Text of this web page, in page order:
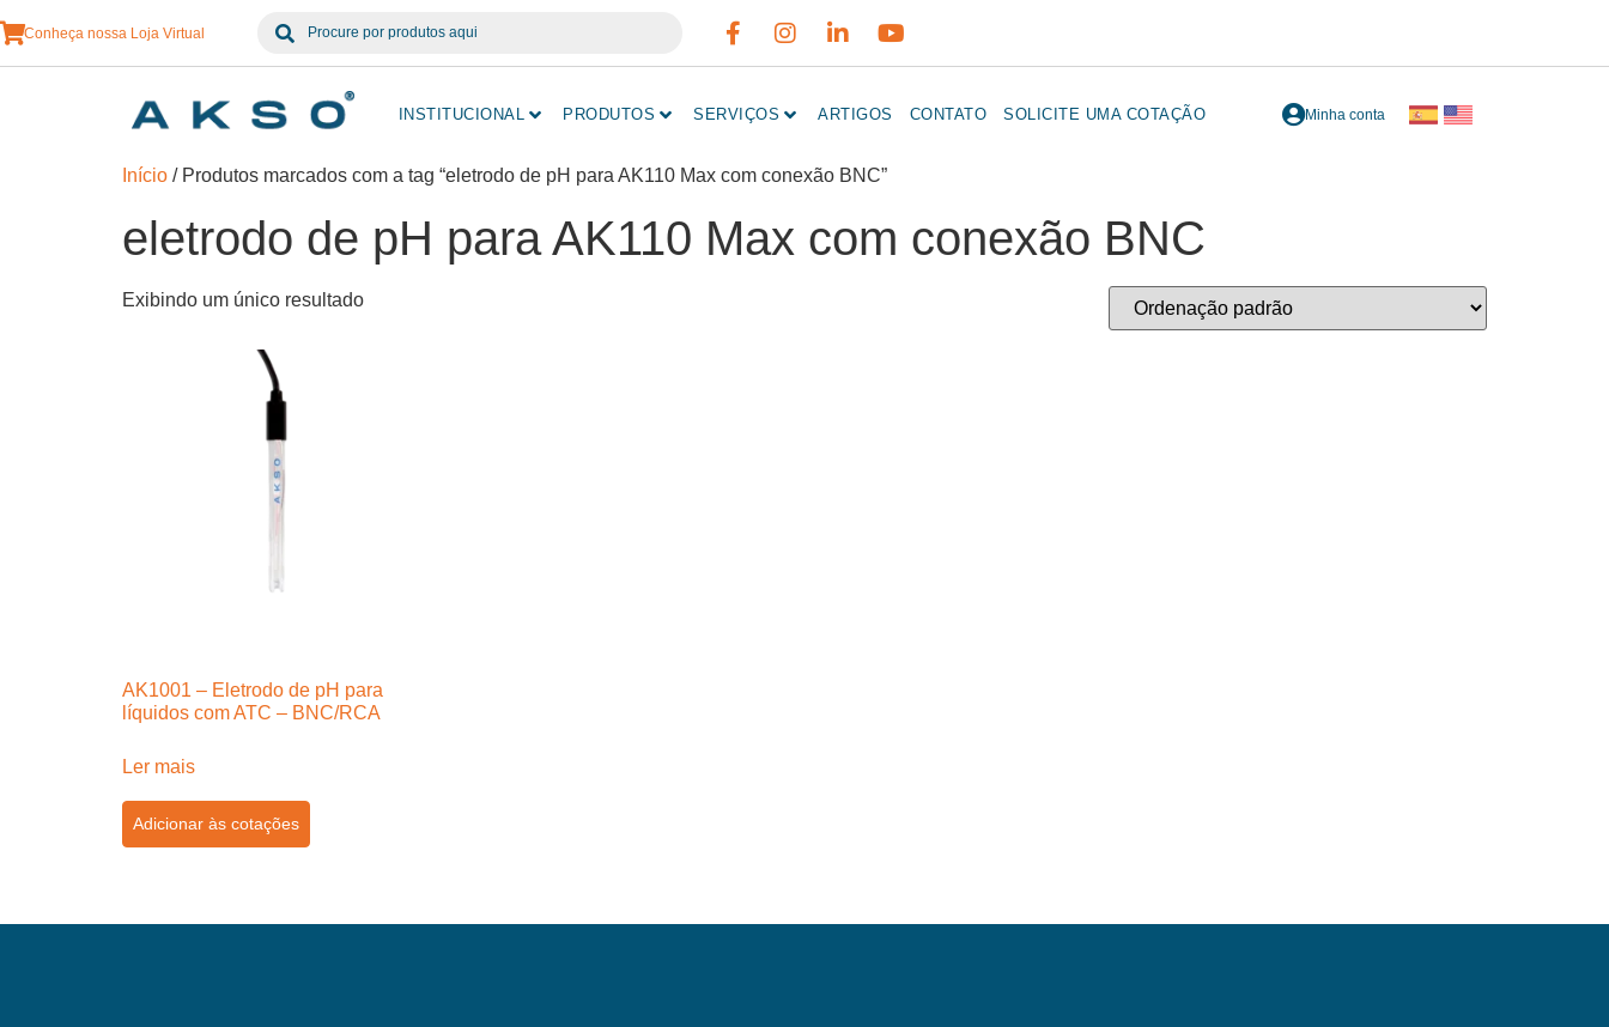
Conheça nossa Loja Virtual
INSTITUCIONAL PRODUTOS SERVIÇOS ARTIGOS CONTATO SOLICITE UMA COTAÇÃO Minha conta
Início / Produtos marcados com a tag “eletrodo de pH para AK110 Max com conexão BNC”
eletrodo de pH para AK110 Max com conexão BNC
Exibindo um único resultado
AK1001 – Eletrodo de pH para
líquidos com ATC – BNC/RCA
Ler mais
Adicionar às cotações